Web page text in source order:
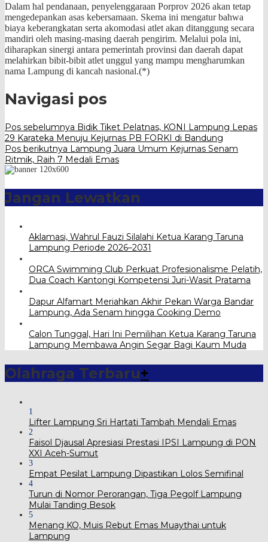
​Dalam hal pendanaan, penyelenggaraan Porprov 2026 akan tetap
mengedepankan asas kebersamaan. Skema ini mengatur bahwa
biaya keberangkatan serta akomodasi atlet akan ditanggung secara
mandiri oleh masing-masing daerah pengirim. Melalui pola ini,
diharapkan sinergi antara pemerintah provinsi dan daerah dapat
melahirkan bibit-bibit atlet unggul yang mampu mengharumkan
nama Lampung di kancah nasional.(*)
Navigasi pos
Pos sebelumnya Bidik Tiket Pelatnas, KONI Lampung Lepas
29 Karateka Menuju Kejurnas PB FORKI di Bandung
Pos berikutnya Lampung Juara Umum Kejurnas Senam
Ritmik, Raih 7 Medali Emas
Jangan Lewatkan
Aklamasi, Wahrul Fauzi Silalahi Ketua Karang Taruna
Lampung Periode 2026–2031
ORCA Swimming Club Perkuat Profesionalisme Pelatih,
Dua Coach Kantongi Kompetensi Juri-Wasit Pratama
Dapur Alfamart Meriahkan Akhir Pekan Warga Bandar
Lampung, Ada Senam hingga Cooking Demo
Calon Tunggal, Hari Ini Pemilihan Ketua Karang Taruna
Lampung Membawa Angin Segar Bagi Kaum Muda
Olahraga Terbaru+
1
Lifter Lampung Sri Hartati Tambah Mendali Emas
2
Faisol Djausal Apresiasi Prestasi IPSI Lampung di PON
XXI Aceh-Sumut
3
Empat Pesilat Lampung Dipastikan Lolos Semifinal
4
Turun di Nomor Perorangan, Tiga Pegolf Lampung
Mulai Tanding Besok
5
Menang KO, Muis Rebut Emas Muaythai untuk
Lampung